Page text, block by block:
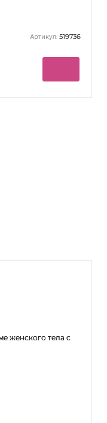
Артикул: 519736